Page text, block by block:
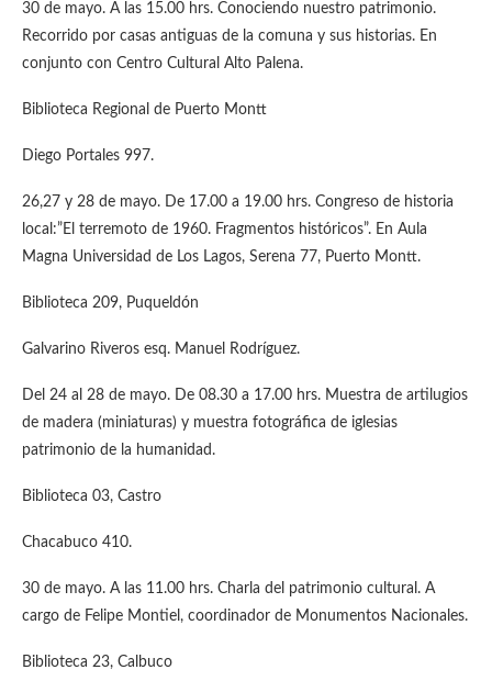
30 de mayo. A las 15.00 hrs. Conociendo nuestro patrimonio.
Recorrido por casas antiguas de la comuna y sus historias. En
conjunto con Centro Cultural Alto Palena.
Biblioteca Regional de Puerto Montt
Diego Portales 997.
26,27 y 28 de mayo. De 17.00 a 19.00 hrs. Congreso de historia
local:”El terremoto de 1960. Fragmentos históricos”. En Aula
Magna Universidad de Los Lagos, Serena 77, Puerto Montt.
Biblioteca 209, Puqueldón
Galvarino Riveros esq. Manuel Rodríguez.
Del 24 al 28 de mayo. De 08.30 a 17.00 hrs. Muestra de artilugios
de madera (miniaturas) y muestra fotográfica de iglesias
patrimonio de la humanidad.
Biblioteca 03, Castro
Chacabuco 410.
30 de mayo. A las 11.00 hrs. Charla del patrimonio cultural. A
cargo de Felipe Montiel, coordinador de Monumentos Nacionales.
Biblioteca 23, Calbuco